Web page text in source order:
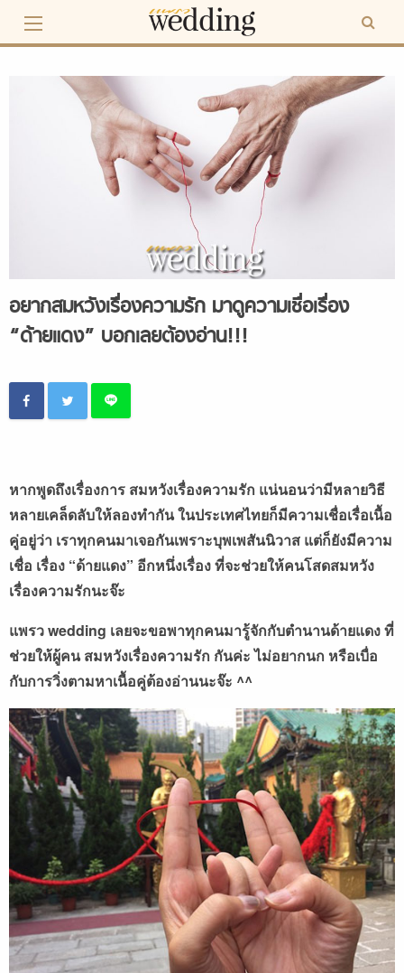
content
อยากสมหวังเรื่องความรัก มาดูความเชื่อเรื่อง
“ด้ายแดง” บอกเลยต้องอ่าน!!!
หากพูดถึงเรื่องการ สมหวังเรื่องความรัก แน่นอนว่ามีหลายวิธี
หลายเคล็ดลับให้ลองทำกัน ในประเทศไทยก็มีความเชื่อเรื่อเนื้อ
คู่อยู่ว่า เราทุกคนมาเจอกันเพราะบุพเพสันนิวาส แต่ก็ยังมีความ
เชื่อ เรื่อง “ด้ายแดง” อีกหนึ่งเรื่อง ที่จะช่วยให้คนโสดสมหวัง
เรื่องความรักนะจ๊ะ
แพรว wedding เลยจะขอพาทุกคนมารู้จักกับตำนานด้ายแดง ที่
ช่วยให้ผู้คน สมหวังเรื่องความรัก กันค่ะ ไม่อยากนก หรือเบื่อ
กับการวิ่งตามหาเนื้อคู่ต้องอ่านนะจ๊ะ ^^